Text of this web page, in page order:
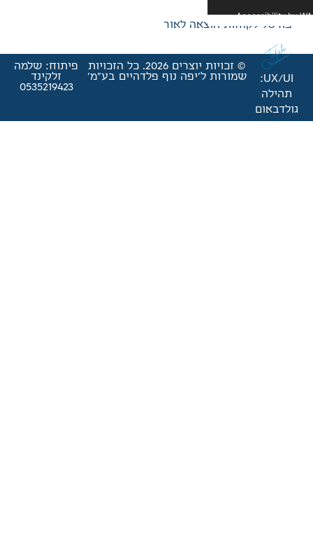
לאור
© זכויות יוצרים 2026. כל הזכויות
נוף פלדהיים בע"מ'
פיתוח: שלמה
זלקינד